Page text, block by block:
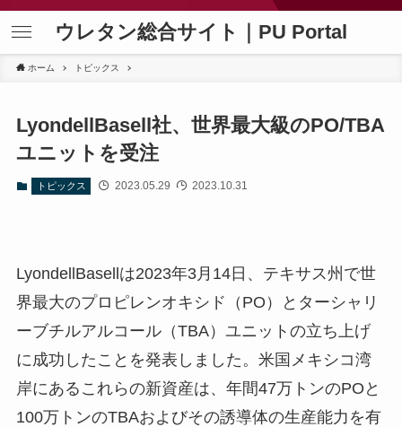
ウレタン総合サイト｜PU Portal
ホーム トピックス
LyondellBasell社、世界最大級のPO/TBA
ユニットを受注
トピックス 2023.05.29 2023.10.31
LyondellBasellは2023年3月14日、テキサス州で世
界最大のプロピレンオキシド（PO）とターシャリ
ーブチルアルコール（TBA）ユニットの立ち上げ
に成功したことを発表しました。米国メキシコ湾
岸にあるこれらの新資産は、年間47万トンのPOと
100万トンのTBAおよびその誘導体の生産能力を有